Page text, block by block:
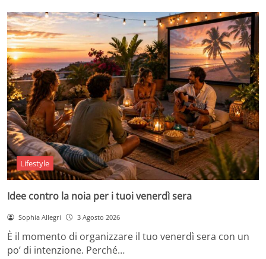
Lifestyle
Idee contro la noia per i tuoi venerdì sera
Sophia Allegri 3 Agosto 2026
È il momento di organizzare il tuo venerdì sera con un
po’ di intenzione. Perché…